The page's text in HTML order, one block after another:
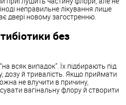
неправильне лікування лише
двері новому загостренню.
без
всяк випадок”. Їх підбирають під
дозу й тривалість. Якщо приймати
не влучити в причину,
вагінальну флору й створити